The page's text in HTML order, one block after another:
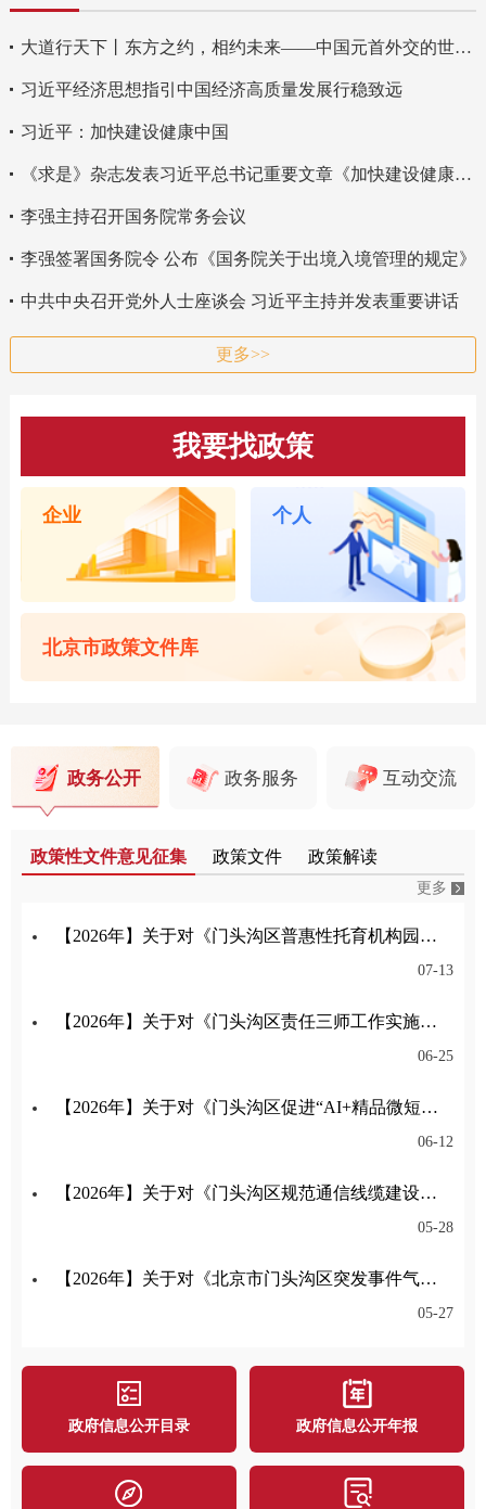
大道行天下丨东方之约，相约未来——中国元首外交的世界情怀与大国气派
习近平经济思想指引中国经济高质量发展行稳致远
习近平：加快建设健康中国
《求是》杂志发表习近平总书记重要文章《加快建设健康中国》
李强主持召开国务院常务会议
李强签署国务院令 公布《国务院关于出境入境管理的规定》
中共中央召开党外人士座谈会 习近平主持并发表重要讲话
更多>>
我要找政策
企业 个人
北京市政策文件库
政务公开 政务服务 互动交流
政策性文件意见征集 政策文件 政策解读
更多
【2026年】关于对《门头沟区普惠性托育机构园所认定与管理实施细则》公开征集意见的公告
07-13
【2026年】关于对《门头沟区责任三师工作实施细则（试行）（征求意见稿）》公开征集意见的公告
06-25
【2026年】关于对《门头沟区促进“AI+精品微短剧（动漫剧）”产业高质量发展的意见》公开征集意见的公告
06-12
【2026年】关于对《门头沟区规范通信线缆建设管理办法征求意见稿》公开征集意见的公告
05-28
【2026年】关于对《北京市门头沟区突发事件气象应急保障预案》公开征集意见的公告
05-27
政府信息公开目录 政府信息公开年报